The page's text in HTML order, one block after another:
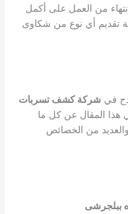
من العمل على أكمل
تقديم أي نوع من شكاوى
في شركة كشف تسربات
المقال عن كل ما
من الخصائص
ببلجرشى